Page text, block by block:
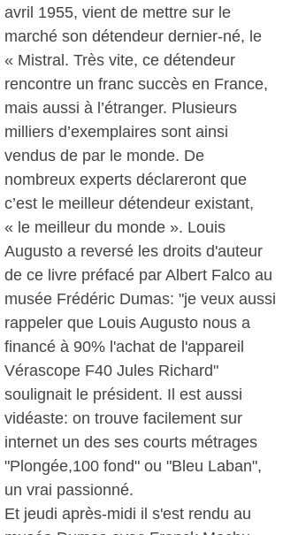
avril 1955, vient de mettre sur le
marché son détendeur dernier-né, le
« Mistral. Très vite, ce détendeur
rencontre un franc succès en France,
mais aussi à l’étranger. Plusieurs
milliers d’exemplaires sont ainsi
vendus de par le monde. De
nombreux experts déclareront que
c’est le meilleur détendeur existant,
« le meilleur du monde ». Louis
Augusto a reversé les droits d'auteur
de ce livre préfacé par Albert Falco au
musée Frédéric Dumas: "je veux aussi
rappeler que Louis Augusto nous a
financé à 90% l'achat de l'appareil
Vérascope F40 Jules Richard"
soulignait le président. Il est aussi
vidéaste: on trouve facilement sur
internet un des ses courts métrages
"Plongée,100 fond" ou "Bleu Laban",
un vrai passionné.
Et jeudi après-midi il s'est rendu au